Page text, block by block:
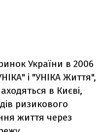
України в 2006
і "УНІКА Життя",
в Києві,
ризикового
життя через